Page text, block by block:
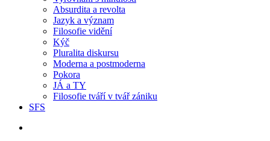
Absurdita a revolta
Jazyk a význam
Filosofie vidění
Kýč
Pluralita diskursu
Moderna a postmoderna
Pokora
JÁ a TY
Filosofie tváří v tvář zániku
SFS